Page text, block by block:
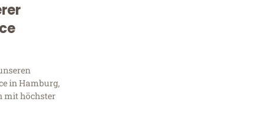
in Hamburg,
mit höchster